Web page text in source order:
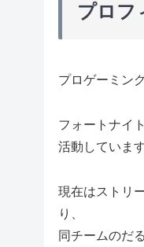
プロフ
プロゲーミン
フォートナイ
活動しています
現在はストリ
り、
同チームのだ